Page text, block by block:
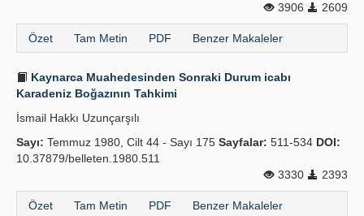
3906
2609
Özet Tam Metin PDF Benzer Makaleler
Kaynarca Muahedesinden Sonraki Durum icabı
Karadeniz Boğazının Tahkimi
İsmail Hakkı Uzunçarşılı
Sayı: Temmuz 1980, Cilt 44 - Sayı 175 Sayfalar: 511-534 DOI:
10.37879/belleten.1980.511
3330
2393
Özet Tam Metin PDF Benzer Makaleler